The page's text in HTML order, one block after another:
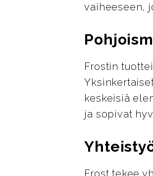
vaiheeseen,
Frostin
keskeisiä
ja sopivat
Frost tekee